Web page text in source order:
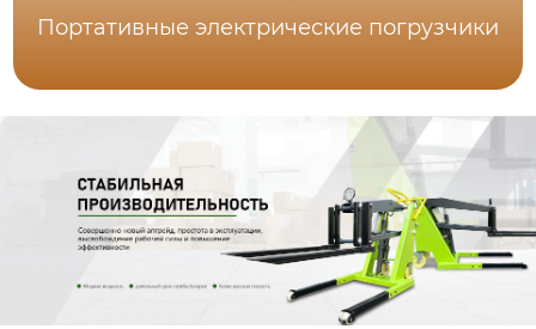
Портативные электрические погрузчики